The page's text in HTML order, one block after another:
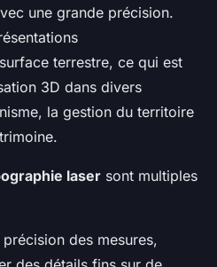
une grande précision.
terrestre, ce qui est
3D dans divers
la gestion du territoire
laser sont multiples
des mesures,